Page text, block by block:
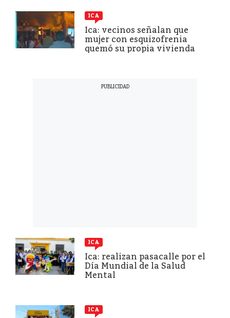
ICA
Ica: vecinos señalan que
mujer con esquizofrenia
quemó su propia vivienda
ICA
Ica: realizan pasacalle por el
Día Mundial de la Salud
Mental
ICA